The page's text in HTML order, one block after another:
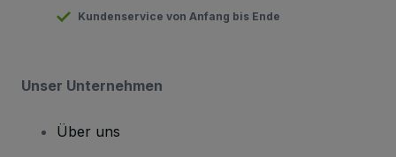
Kundenservice von Anfang bis Ende
Unser Unternehmen
Über uns